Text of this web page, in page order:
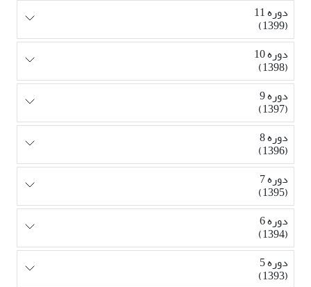
دوره 11
(1399)
دوره 10
(1398)
دوره 9
(1397)
دوره 8
(1396)
دوره 7
(1395)
دوره 6
(1394)
دوره 5
(1393)